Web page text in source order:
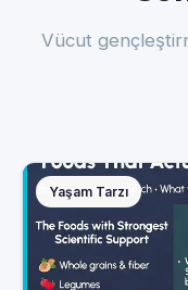
Vücut
Yaşam Tarzı